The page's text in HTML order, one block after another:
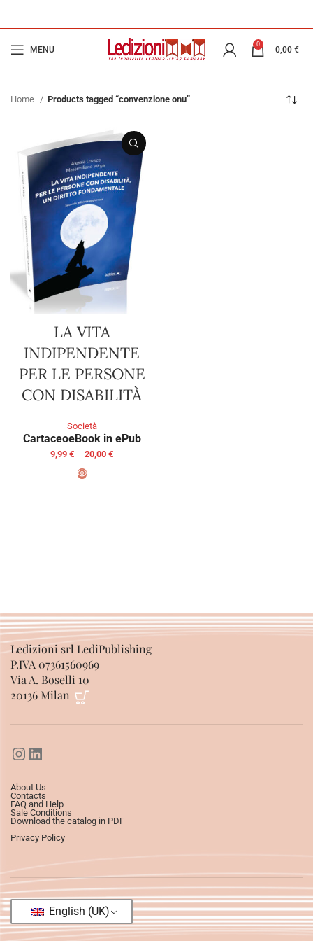
MENU
0
0,00 €
Home Products tagged “convenzione onu”
LA VITA
INDIPENDENTE
PER LE PERSONE
CON DISABILITÀ
Società
CartaceoeBook in ePub
9,99 € – 20,00 €
Ledizioni srl LediPublishing
P.IVA 07361560969
Via A. Boselli 10
20136 Milan
About Us
Contacts
FAQ and Help
Sale Conditions
Download the catalog in PDF
Privacy Policy
English (UK)